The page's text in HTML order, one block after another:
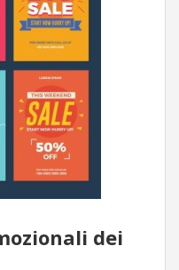
dei